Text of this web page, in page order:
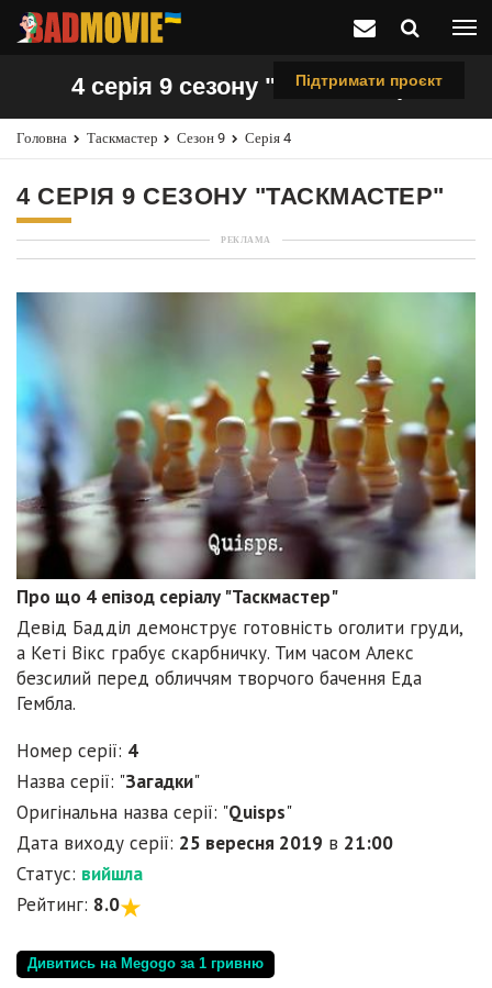
Підтримати проєкт
4 серія 9 сезону "Таскмастер"
Головна Таскмастер Сезон 9 Серія 4
4 СЕРІЯ 9 СЕЗОНУ "ТАСКМАСТЕР"
РЕКЛАМА
Про що 4 епізод серіалу "Таскмастер"
Девід Бадділ демонструє готовність оголити груди,
а Кеті Вікс грабує скарбничку. Тим часом Алекс
безсилий перед обличчям творчого бачення Еда
Гембла.
Номер серії: 4
Назва серії: "Загадки"
Оригінальна назва серії: "Quisps"
Дата виходу серії: 25 вересня 2019 в 21:00
Статус: вийшла
Рейтинг: 8.0
Дивитись на Megogo за 1 гривню